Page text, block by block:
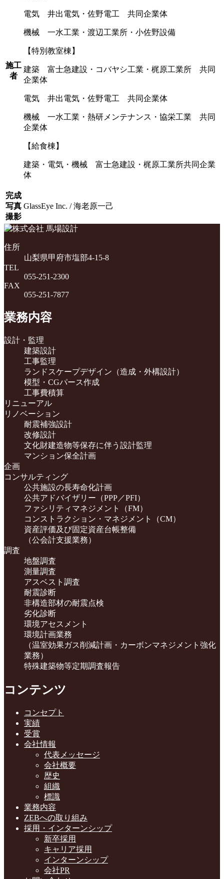
施工
者
電気 井出電気・佐野電工 共同企業体
機械 一水工業・渡辺工業所・小佐野設備
【特別教室棟】
建築 富士急建設・コバヤシ工業・梶原工業所 共同
企業体
電気 井出電気・佐野電工 共同企業体
機械 一水工業・熱研メンテナンス・協栄工業 共同
企業体
【給食棟】
建築・電気・機械 富士急建設・梶原工業所共同企業
体
完成
写真
撮影
GlassEye Inc. / 海老原一己
住所
山梨県甲府市塩部4-15-8
TEL
055-251-2300
FAX
055-251-7877
業務内容
設計・監理
建築設計
工事監理
ランドスケープデザイン（造成・外構設計）
模型・CGパース作成
工事費積算
リニューアル
リノベーション
耐震補強設計
改修設計
文化財建造物等保存に伴う設計監理
マンション保全計画
企画
コンサルティング
公共施設の長寿命化計画
公共アドバイザリー（PPP／PFI）
ファシリティマネジメント（FM）
コンストラクション・マネジメント（CM）
資産評価及び固定資産台帳整備
（公会計支援業務）
調査
地盤調査
測量調査
アスベスト調査
耐震診断
非構造部材の耐震点検
劣化診断
環境アセスメント
環境計画業務
（温室効果ガス削減計画・カーボンマネジメント強化
業務）
特殊建築物等定期調査報告
コンテンツ
コンセプト
実績
受賞
会社情報
代表メッセージ
会社概要
歴史
組織
標識
業務内容
ZEBへの取り組み
採用・インターンシップ
新卒採用
キャリア採用
インターンシップ
会社PR